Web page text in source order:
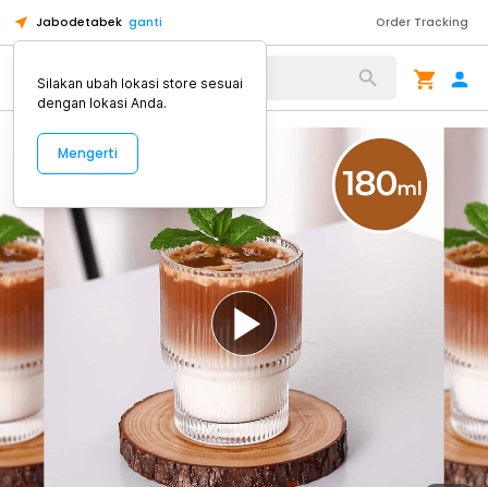
Jabodetabek ganti Order Tracking
Alat Kopi
Silakan ubah lokasi store sesuai
dengan lokasi Anda.
Mengerti